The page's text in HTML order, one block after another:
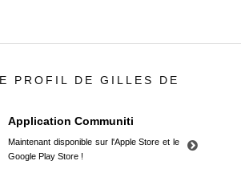
PROFIL DE GILLES DE
Application Communiti
Maintenant disponible sur l'Apple Store et le
Google Play Store !